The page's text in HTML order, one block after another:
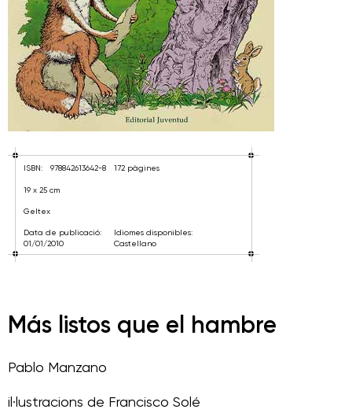
ISBN: 978842613642-8
19 x 25 cm
Geltex
Data de publicació:
01/01/2010
172 pàgines
Idiomes disponibles:
Castellano
Más listos que el hambre
Pablo Manzano
il·lustracions de Francisco Solé